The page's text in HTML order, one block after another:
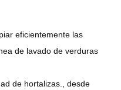
eficientemente las
de lavado de verduras
de hortalizas., desde